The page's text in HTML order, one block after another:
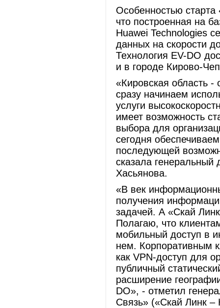
Особенностью старта
что построенная на
Huawei Technologies
данных на скорости
Технология EV-DO
и в городе Кирово-
«Кировская область
сразу начинаем
услуги
имеет возможность
выбора для
сегодня
последующей
сказала
Хасьянова.
«В век
получения
задачей. А «Скай
Полагаю, что
мобильный доступ в
нем. Корпоративным
как VPN-доступ для
публичный
расширение
DO», - отметил
Связь» («Скай Линк